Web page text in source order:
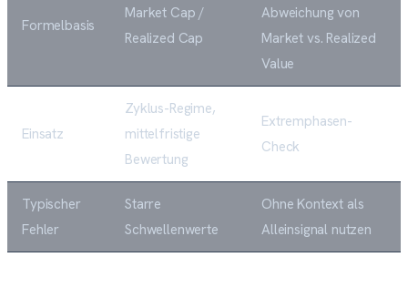
Formelbasis
Market Cap /
Realized Cap
Abweichung von
Market vs. Realized
Value
Einsatz
Zyklus-Regime,
mittelfristige
Bewertung
Extremphasen-
Check
Typischer
Fehler
Starre
Schwellenwerte
Ohne Kontext als
Alleinsignal nutzen